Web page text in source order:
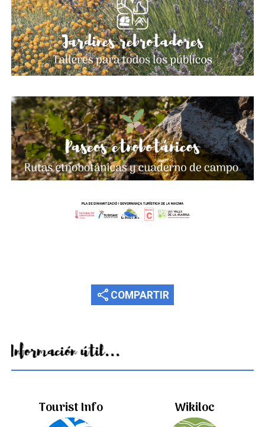
share COMPARTIR
Información útil...
Tourist Info Wikiloc